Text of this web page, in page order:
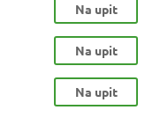
Na upit
Na upit
Na upit